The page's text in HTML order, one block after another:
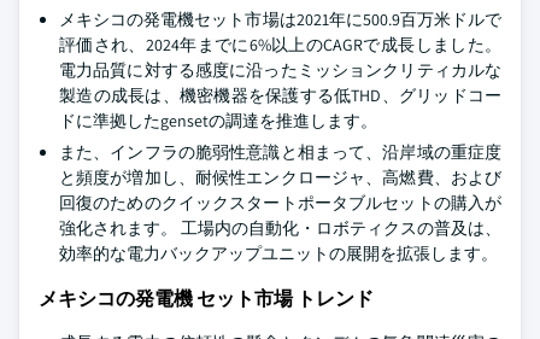
メキシコの発電機セット市場は2021年に500.9百万米ドルで
評価され、2024年までに6%以上のCAGRで成長しました。
電力品質に対する感度に沿ったミッションクリティカルな
製造の成長は、機密機器を保護する低THD、グリッドコー
ドに準拠したgensetの調達を推進します。
また、インフラの脆弱性意識と相まって、沿岸域の重症度
と頻度が増加し、耐候性エンクロージャ、高燃費、および
回復のためのクイックスタートポータブルセットの購入が
強化されます。 工場内の自動化・ロボティクスの普及は、
効率的な電力バックアップユニットの展開を拡張します。
メキシコの発電機 セット市場 トレンド